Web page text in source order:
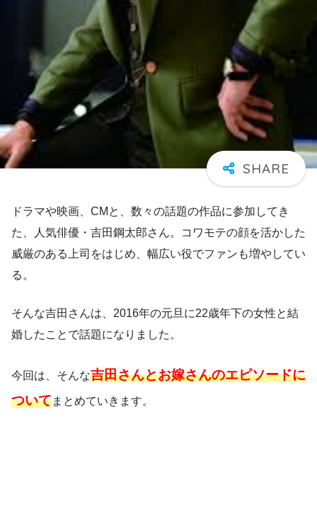
ドラマや映画、CMと、数々の話題の作品に参加してき
た、人気俳優・吉田鋼太郎さん。コワモテの顔を活かした
威厳のある上司をはじめ、幅広い役でファンも増やしてい
る。
そんな吉田さんは、2016年の元旦に22歳年下の女性と結
婚したことで話題になりました。
今回は、そんな吉田さんとお嫁さんのエピソードに
ついてまとめていきます。